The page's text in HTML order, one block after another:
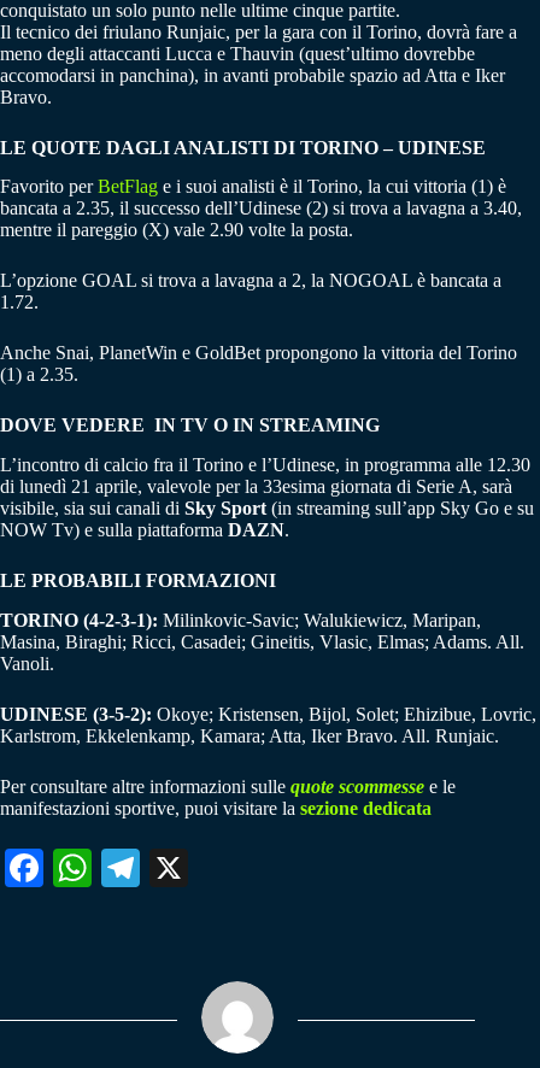
conquistato un solo punto nelle ultime cinque partite.
Il tecnico dei friulano Runjaic, per la gara con il Torino, dovrà fare a
meno degli attaccanti Lucca e Thauvin (quest’ultimo dovrebbe
accomodarsi in panchina), in avanti probabile spazio ad Atta e Iker
Bravo.
LE QUOTE DAGLI ANALISTI DI TORINO – UDINESE
Favorito perBetFlag e i suoi analisti è il Torino, la cui vittoria (1) è
bancata a 2.35, il successo dell’Udinese (2) si trova a lavagna a 3.40,
mentre il pareggio (X) vale 2.90 volte la posta.
L’opzione GOAL si trova a lavagna a 2, la NOGOAL è bancata a
1.72.
Anche Snai, PlanetWin e GoldBet propongono la vittoria del Torino
(1) a 2.35.
DOVE VEDERE IN TV O IN STREAMING
L’incontro di calcio fra il Torino e l’Udinese, in programma alle 12.30
di lunedì 21 aprile, valevole per la 33esima giornata di Serie A, sarà
visibile, sia sui canali di Sky Sport (in streaming sull’app Sky Go e su
NOW Tv) e sulla piattaforma DAZN.
LE PROBABILI FORMAZIONI
TORINO (4-2-3-1): Milinkovic-Savic; Walukiewicz, Maripan,
Masina, Biraghi; Ricci, Casadei; Gineitis, Vlasic, Elmas; Adams. All.
Vanoli.
UDINESE (3-5-2): Okoye; Kristensen, Bijol, Solet; Ehizibue, Lovric,
Karlstrom, Ekkelenkamp, Kamara; Atta, Iker Bravo. All. Runjaic.
Per consultare altre informazioni sulle quote scommesse e le
manifestazioni sportive, puoi visitare la sezione dedicata
Fa W
pp
Te
m